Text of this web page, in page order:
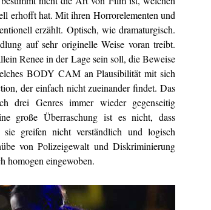
erhofft hat. Mit ihren Horrorelementen und
erzählt. Optisch, wie dramaturgisch.
auf sehr originelle Weise voran treibt.
Renee in der Lage sein soll, die Beweise
BODY CAM an Plausibilität mit sich
der einfach nicht zueinander findet. Das
drei Genres immer wieder gegenseitig
große Überraschung ist es nicht, dass
greifen nicht verständlich und logisch
von Polizeigewalt und Diskriminierung
homogen eingewoben.